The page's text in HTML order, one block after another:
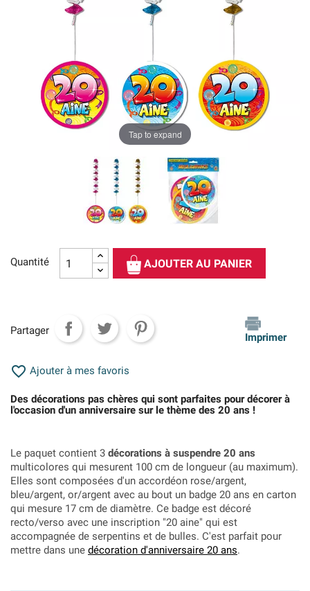
Tap to expand
Quantité AJOUTER AU PANIER
Partager
Imprimer
 Ajouter à mes favoris
Des décorations pas chères qui sont parfaites pour décorer à
l'occasion d'un anniversaire sur le thème des 20 ans !
Le paquet contient 3 décorations à suspendre 20 ans
multicolores qui mesurent 100 cm de longueur (au maximum).
Elles sont composées d'un accordéon rose/argent,
bleu/argent, or/argent avec au bout un badge 20 ans en carton
qui mesure 17 cm de diamètre. Ce badge est décoré
recto/verso avec une inscription "20 aine" qui est
accompagnée de serpentins et de bulles. C'est parfait pour
mettre dans une décoration d'anniversaire 20 ans.